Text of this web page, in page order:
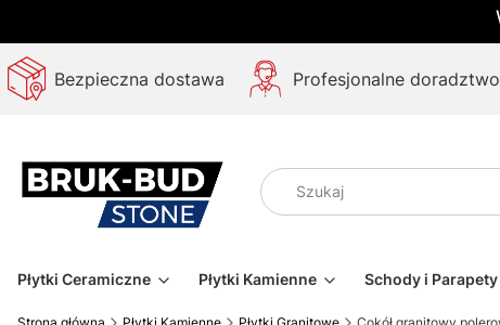
Bezpieczna dostawa Profesjonalne doradztwo
Płytki Ceramiczne Płytki Kamienne Schody i Parapety